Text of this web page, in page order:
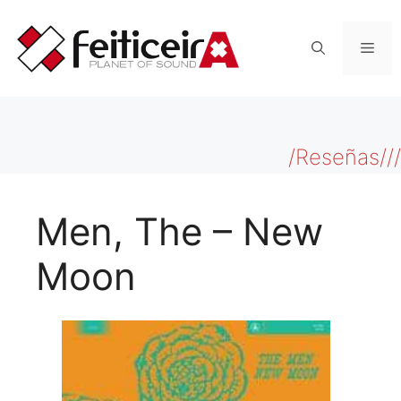
contenido
/Reseñas///
Men, The – New
Moon